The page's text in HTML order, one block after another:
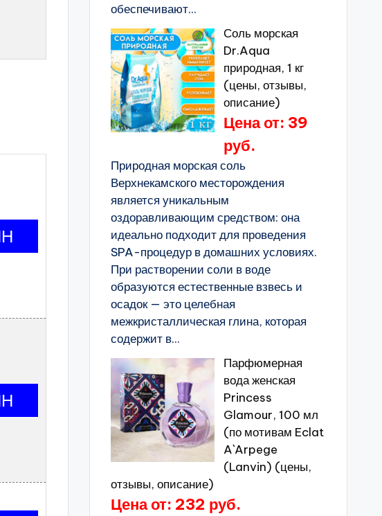
обеспечивают...
Соль морская
Dr.Aqua
природная, 1 кг
(цены, отзывы,
описание)
Цена от: 39
руб.
Природная морская соль
Верхнекамского месторождения
является уникальным
оздоравливающим средством: она
идеально подходит для проведения
SPA-процедур в домашних условиях.
При растворении соли в воде
образуются естественные взвесь и
осадок — это целебная
межкристаллическая глина, которая
содержит в...
Парфюмерная
вода женская
Princess
Glamour, 100 мл
(по мотивам Eclat
A`Arpege
(Lanvin) (цены,
отзывы, описание)
Цена от: 232 руб.